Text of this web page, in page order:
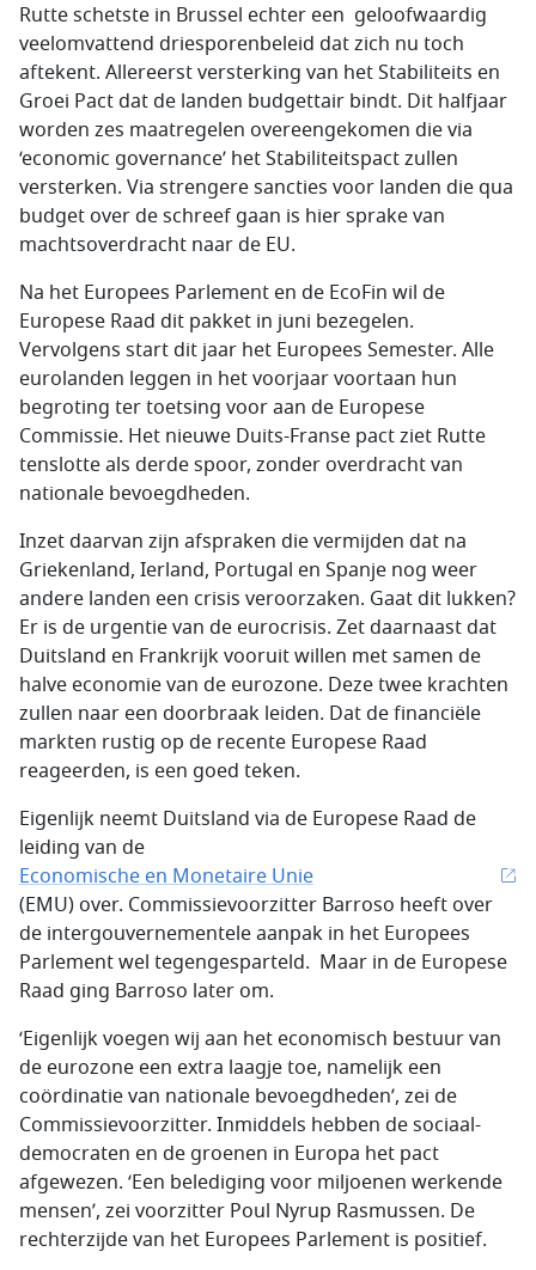
Rutte schetste in Brussel echter een geloofwaardig
veelomvattend driesporenbeleid dat zich nu toch
aftekent. Allereerst versterking van het Stabiliteits en
Groei Pact dat de landen budgettair bindt. Dit halfjaar
worden zes maatregelen overeengekomen die via
‘economic governance’ het Stabiliteitspact zullen
versterken. Via strengere sancties voor landen die qua
budget over de schreef gaan is hier sprake van
machtsoverdracht naar de EU.
Na het Europees Parlement en de EcoFin wil de
Europese Raad dit pakket in juni bezegelen.
Vervolgens start dit jaar het Europees Semester. Alle
eurolanden leggen in het voorjaar voortaan hun
begroting ter toetsing voor aan de Europese
Commissie. Het nieuwe Duits-Franse pact ziet Rutte
tenslotte als derde spoor, zonder overdracht van
nationale bevoegdheden.
Inzet daarvan zijn afspraken die vermijden dat na
Griekenland, Ierland, Portugal en Spanje nog weer
andere landen een crisis veroorzaken. Gaat dit lukken?
Er is de urgentie van de eurocrisis. Zet daarnaast dat
Duitsland en Frankrijk vooruit willen met samen de
halve economie van de eurozone. Deze twee krachten
zullen naar een doorbraak leiden. Dat de financiële
markten rustig op de recente Europese Raad
reageerden, is een goed teken.
Eigenlijk neemt Duitsland via de Europese Raad de
leiding van de
Economische en Monetaire Unie
(EMU) over. Commissievoorzitter Barroso heeft over
de intergouvernementele aanpak in het Europees
Parlement wel tegengesparteld. Maar in de Europese
Raad ging Barroso later om.
‘Eigenlijk voegen wij aan het economisch bestuur van
de eurozone een extra laagje toe, namelijk een
coördinatie van nationale bevoegdheden’, zei de
Commissievoorzitter. Inmiddels hebben de sociaal-
democraten en de groenen in Europa het pact
afgewezen. ‘Een belediging voor miljoenen werkende
mensen’, zei voorzitter Poul Nyrup Rasmussen. De
rechterzijde van het Europees Parlement is positief.